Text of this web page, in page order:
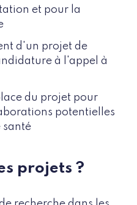
et pour la
d'un projet de
à l'appel à
du projet pour
potentielles
santé
projets ?